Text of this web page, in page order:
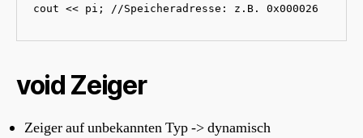
cout << pi; //Speicheradresse: z.B. 0x000026
void Zeiger
Zeiger auf unbekannten Typ -> dynamisch